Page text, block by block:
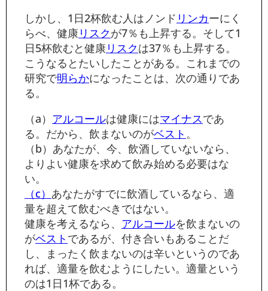
しかし、1日2杯飲む人はノンド リンカーにく
らべ、健康 リスクが7％も上昇する。そして1
日5杯飲むと健康 リスクは37％も上昇する。
こうなるとたいしたことがある。これまでの
研究で明らかになったことは、次の通りであ
る。
（a） アルコールは健康にはマイナスであ
る。だから、飲まないのがベスト 。
（b）あなたが、今、飲酒していないなら、
よりよい健康を求めて飲み始める必要はな
い。
（c） あなたがすでに飲酒しているなら、適
量を超えて飲むべきではない。
健康を考えるなら、 アルコールを飲まないの
がベスト であるが、付き合いもあることだ
し、まったく飲まないのは辛いというのであ
れば、適量を飲むようにしたい。適量という
のは1日1杯である。